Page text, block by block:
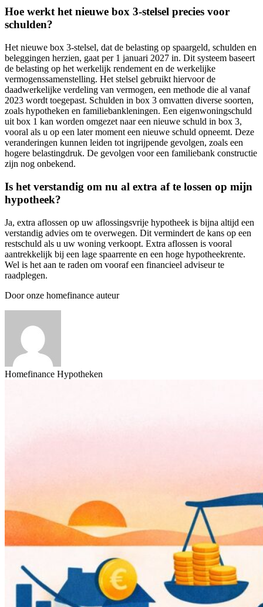
Hoe werkt het nieuwe box 3-stelsel precies voor
schulden?
Het nieuwe box 3-stelsel, dat de belasting op spaargeld, schulden en
beleggingen herzien, gaat per 1 januari 2027 in. Dit systeem baseert
de belasting op het werkelijk rendement en de werkelijke
vermogenssamenstelling. Het stelsel gebruikt hiervoor de
daadwerkelijke verdeling van vermogen, een methode die al vanaf
2023 wordt toegepast. Schulden in box 3 omvatten diverse soorten,
zoals hypotheken en familiebankleningen. Een eigenwoningschuld
uit box 1 kan worden omgezet naar een nieuwe schuld in box 3,
vooral als u op een later moment een nieuwe schuld opneemt. Deze
veranderingen kunnen leiden tot ingrijpende gevolgen, zoals een
hogere belastingdruk. De gevolgen voor een familiebank constructie
zijn nog onbekend.
Is het verstandig om nu al extra af te lossen op mijn
hypotheek?
Ja, extra aflossen op uw aflossingsvrije hypotheek is bijna altijd een
verstandig advies om te overwegen. Dit vermindert de kans op een
restschuld als u uw woning verkoopt. Extra aflossen is vooral
aantrekkelijk bij een lage spaarrente en een hoge hypotheekrente.
Wel is het aan te raden om vooraf een financieel adviseur te
raadplegen.
Door onze homefinance auteur
Homefinance Hypotheken